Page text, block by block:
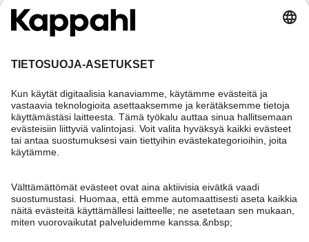
Lataa sivu uudelleen